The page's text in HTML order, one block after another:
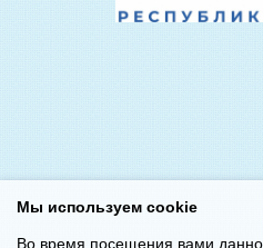
Мы используем cookie
Во время посещения вами